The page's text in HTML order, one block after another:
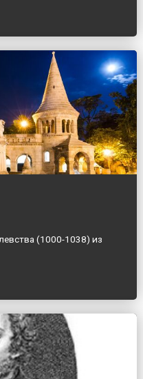
(1000-1038) из